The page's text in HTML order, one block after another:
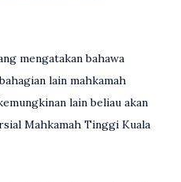
mengatakan bahawa
lain mahkamah
lain beliau akan
Mahkamah Tinggi Kuala